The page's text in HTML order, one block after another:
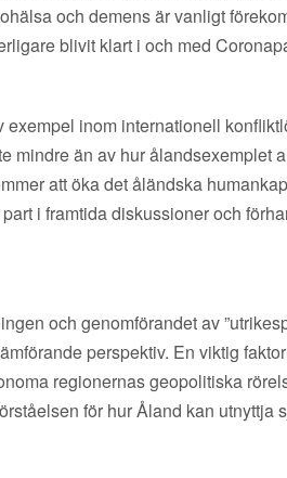
och demens är vanligt
blivit klart i och med
inom internationell
mindre än av hur ålandsexemplet
att öka det åländska
i framtida diskussioner och
och genomförandet av
perspektiv. En viktig
regionernas geopolitiska
för hur Åland kan utnyttja